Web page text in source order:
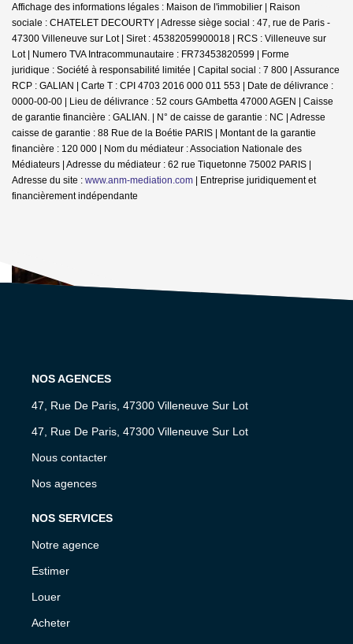
Affichage des informations légales : Maison de l'immobilier | Raison
sociale : CHATELET DECOURTY | Adresse siège social : 47, rue de Paris -
47300 Villeneuve sur Lot | Siret : 45382059900018 | RCS : Villeneuve sur
Lot | Numero TVA Intracommunautaire : FR73453820599 | Forme
juridique : Société à responsabilité limitée | Capital social : 7 800 | Assurance
RCP : GALIAN | Carte T : CPI 4703 2016 000 011 553 | Date de délivrance :
0000-00-00 | Lieu de délivrance : 52 cours GAmbetta 47000 AGEN | Caisse
de garantie financière : GALIAN. | N° de caisse de garantie : NC | Adresse
caisse de garantie : 88 Rue de la Boétie PARIS | Montant de la garantie
financière : 120 000 | Nom du médiateur : Association Nationale des
Médiateurs | Adresse du médiateur : 62 rue Tiquetonne 75002 PARIS |
Adresse du site : www.anm-mediation.com | Entreprise juridiquement et
financièrement indépendante
NOS AGENCES
47, Rue De Paris, 47300 Villeneuve Sur Lot
47, Rue De Paris, 47300 Villeneuve Sur Lot
Nous contacter
Nos agences
NOS SERVICES
Notre agence
Estimer
Louer
Acheter